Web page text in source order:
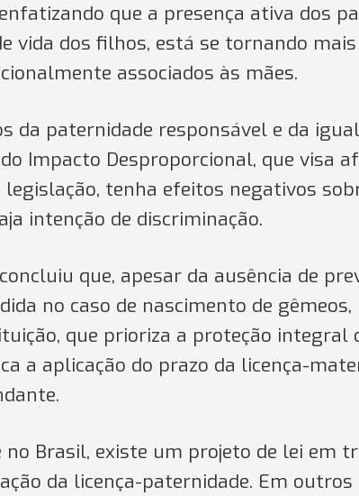
que a presença ativa dos
vida dos filhos, está se tornando
associados às mães.
da paternidade responsável e da
Impacto Desproporcional, que visa
tenha efeitos negativos
intenção de discriminação.
que, apesar da ausência de
no caso de nascimento de
que prioriza a proteção integral
a aplicação do prazo da licença-
Brasil, existe um projeto de lei em
da licença-paternidade. Em outros